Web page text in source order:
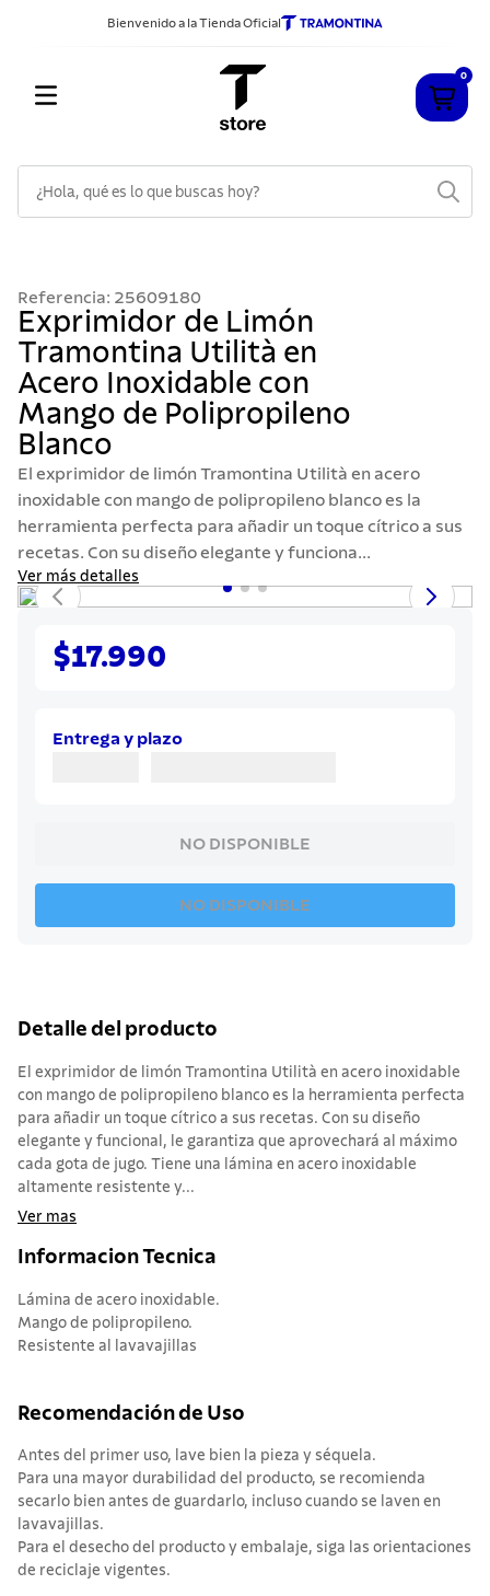
Bienvenido a la Tienda Oficial
0
Referencia: 25609180
Exprimidor de Limón
Tramontina Utilità en
Acero Inoxidable con
Mango de Polipropileno
Blanco
El exprimidor de limón Tramontina Utilità en acero
inoxidable con mango de polipropileno blanco es la
herramienta perfecta para añadir un toque cítrico a sus
recetas. Con su diseño elegante y funciona...
Ver más detalles
$17.990
Entrega y plazo
NO DISPONIBLE
NO DISPONIBLE
Detalle del producto
El exprimidor de limón Tramontina Utilità en acero inoxidable
con mango de polipropileno blanco es la herramienta perfecta
para añadir un toque cítrico a sus recetas. Con su diseño
elegante y funcional, le garantiza que aprovechará al máximo
cada gota de jugo. Tiene una lámina en acero inoxidable
altamente resistente y...
Ver mas
Informacion Tecnica
Lámina de acero inoxidable.
Mango de polipropileno.
Resistente al lavavajillas
Recomendación de Uso
Antes del primer uso, lave bien la pieza y séquela.
Para una mayor durabilidad del producto, se recomienda
secarlo bien antes de guardarlo, incluso cuando se laven en
lavavajillas.
Para el desecho del producto y embalaje, siga las orientaciones
de reciclaje vigentes.
2.
sarten
3.
cubiertos
4.
ollas
5.
acero inoxidable
6.
grano
7.
442
solar
9.
cuchillo